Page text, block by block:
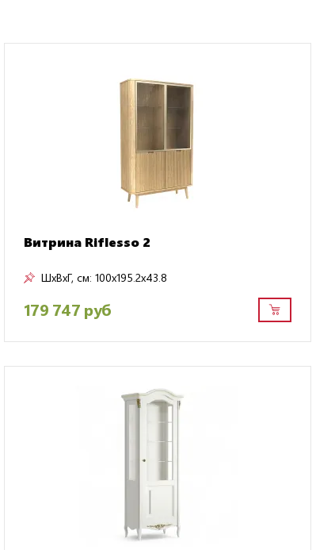
Витрина Riflesso 2
ШxВxГ, см: 100x195.2x43.8
179 747 руб